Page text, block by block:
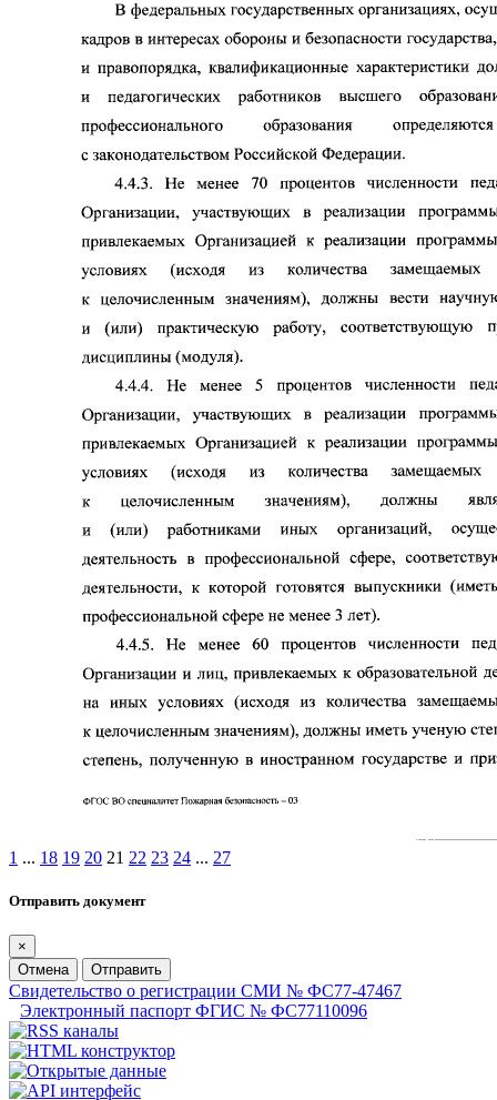
1 ... 18 19 20 21 22 23 24 ... 27
Отправить документ
×
Отмена
Отправить
Свидетельство о регистрации СМИ № ФС77-47467
Электронный паспорт ФГИС № ФС77110096